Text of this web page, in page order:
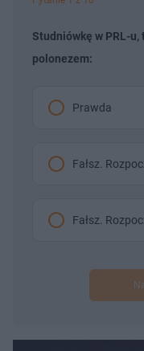
Studniówkę w PRL-
polonezem:
Prawda
Fałsz.
Fałsz.